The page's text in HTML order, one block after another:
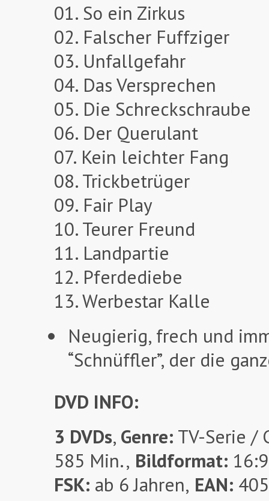
01. So ein Zirkus
02. Falscher Fuffziger
03. Unfallgefahr
04. Das Versprechen
05. Die Schreckschraube
06. Der Querulant
07. Kein leichter Fang
08. Trickbetrüger
09. Fair Play
10. Teurer Freund
11. Landpartie
12. Pferdediebe
13. Werbestar Kalle
Neugierig, frech und
“Schnüffler”, der die
DVD INFO:
3 DVDs, Genre: TV-Serie /
585 Min., Bildformat:
FSK: ab 6 Jahren, EAN: